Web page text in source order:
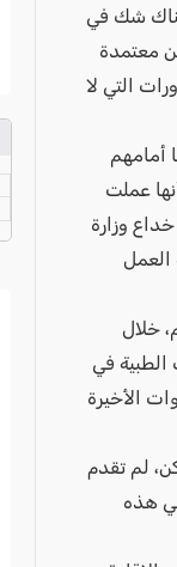
هناك شك في
معتمدة
التي لا
أمامهم
عملت
وزارة
العمل
خلال
الطبية في
الأخيرة
لم تقدم
هذه